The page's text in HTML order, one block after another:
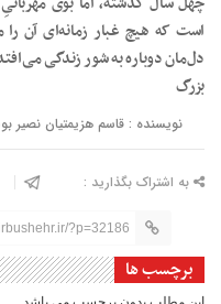
است که هیچ غبار زمانه‌ای آن
دل‌مان دوباره به شور زندگی
بزرگ
نویسنده : قاسم هزیمتیان نصیر
به اشتراک بگذارید :
?p=32186
برچسب ها